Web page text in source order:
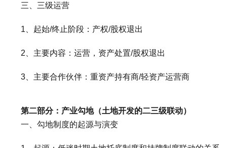
三、三级运营
1、起始/终止阶段：产权/股权退出
2、主要内容：运营，资产处置/股权退出
3、主要合作伙伴：重资产持有商/轻资产运营商
第二部分：产业勾地（土地开发的二三级联动）
一、勾地制度的起源与演变